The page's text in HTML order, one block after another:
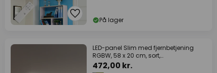
På lager
LED-panel Slim med fjernbetjening
RGBW, 58 x 20 cm, sort,
baggrundsbelysning
472,00 kr.